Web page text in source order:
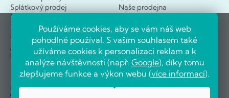
Používáme cookies, aby se vám náš web
pohodlně používal. S vaším souhlasem také
užíváme cookies k personalizaci reklam a k
analýze návštěvnosti (např. Google), díky tomu
zlepšujeme funkce a výkon webu (více informací).
Splátkový prodej
Průvodce reklamací
Výměna a vrácení
Odstoupit od smlouvy
Jak nakupovat
Nejčastější dotazy
Naše prodejna
Velkoobchod
Kariéra
Informace